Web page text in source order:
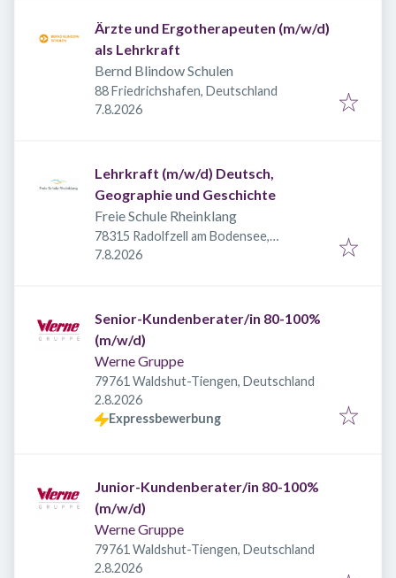
Ärzte und Ergotherapeuten (m/w/d)
als Lehrkraft
Bernd Blindow Schulen
88 Friedrichshafen, Deutschland
Veröffentlicht
7.8.2026
Lehrkraft (m/w/d) Deutsch,
Geographie und Geschichte
Freie Schule Rheinklang
78315 Radolfzell am Bodensee,
Deutschland
Veröffentlicht
7.8.2026
Senior-Kundenberater/in 80-100%
(m/w/d)
Werne Gruppe
79761 Waldshut-Tiengen, Deutschland
Veröffentlicht
2.8.2026
Expressbewerbung
Junior-Kundenberater/in 80-100%
(m/w/d)
Werne Gruppe
79761 Waldshut-Tiengen, Deutschland
Veröffentlicht
2.8.2026